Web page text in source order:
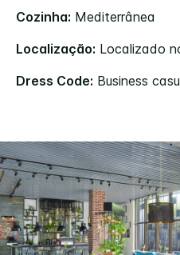
Cozinha: Mediterrânea
Localização: Localizado
Dress Code: Business